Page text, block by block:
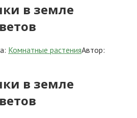
в земле
Комнатные растенияАвтор:
в земле